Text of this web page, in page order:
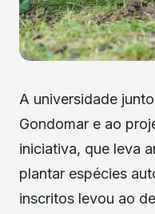
A universidade
Gondomar e ao
iniciativa, que leva
plantar espécies
inscritos levou ao